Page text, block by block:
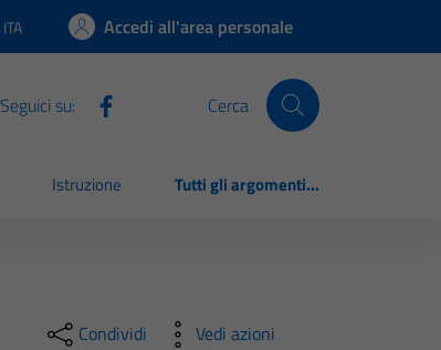
Lingua attiva:
ITA Accedi all'area personale
Seguici su: Cerca
Istruzione Tutti gli argomenti...
Condividi Vedi azioni